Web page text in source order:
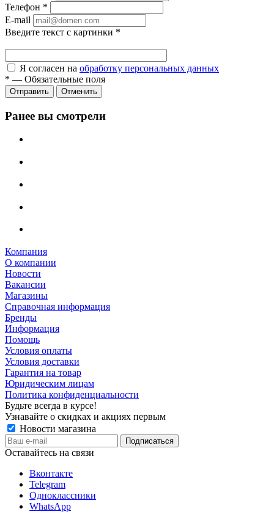
Телефон *
E-mail
Введите текст с картинки *
Я согласен на обработку персональных данных
* — Обязательные поля
Отправить Отменить
Ранее вы смотрели
Компания
О компании
Новости
Вакансии
Магазины
Справочная информация
Бренды
Информация
Помощь
Условия оплаты
Условия доставки
Гарантия на товар
Юридическим лицам
Политика конфиденциальности
Будьте всегда в курсе!
Узнавайте о скидках и акциях первым
Новости магазина
Оставайтесь на связи
Вконтакте
Telegram
Одноклассники
WhatsApp